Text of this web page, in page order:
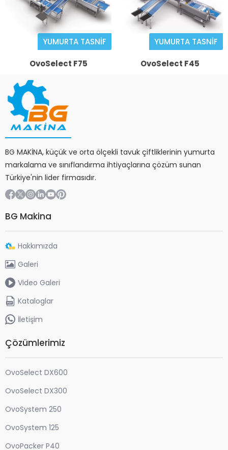
YUMURTA TASNİF
OvoSelect F75
YUMURTA TASNİF
OvoSelect F45
BG MAKİNA, küçük ve orta ölçekli tavuk çiftliklerinin yumurta
markalama ve sınıflandırma ihtiyaçlarına çözüm sunan
Türkiye'nin lider firmasıdır.
BG Makina
Hakkımızda
Galeri
Video Galeri
Kataloglar
İletişim
Çözümlerimiz
OvoSelect DX600
OvoSelect DX300
OvoSystem 250
OvoSystem 125
OvoPacker P40